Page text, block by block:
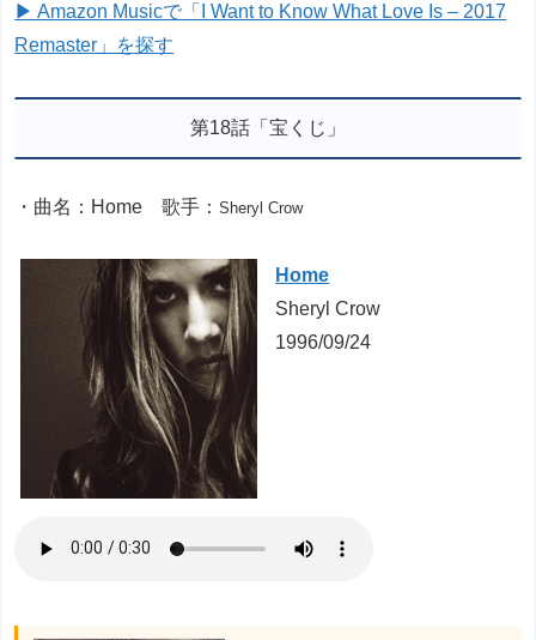
▶ Amazon Musicで「I Want to Know What Love Is – 2017
Remaster」を探す
第18話「宝くじ」
・曲名：Home 歌手：Sheryl Crow
Home
Sheryl Crow
1996/09/24